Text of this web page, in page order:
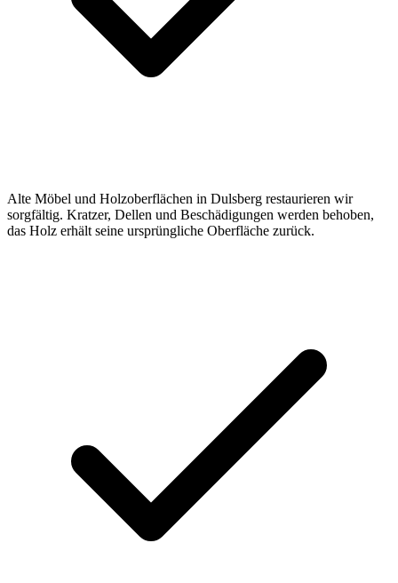
Alte Möbel und Holzoberflächen in Dulsberg restaurieren wir
sorgfältig. Kratzer, Dellen und Beschädigungen werden behoben,
das Holz erhält seine ursprüngliche Oberfläche zurück.